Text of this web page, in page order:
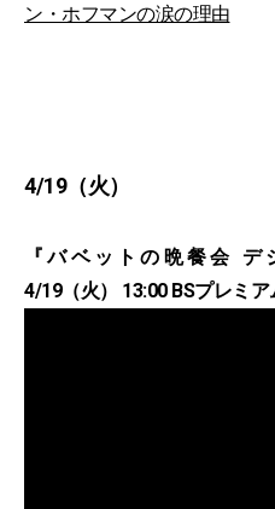
ン・ホフマンの涙の理由
4/19（火）
『バベットの晩餐会 デ
4/19（火） 13:00 BSプレミア